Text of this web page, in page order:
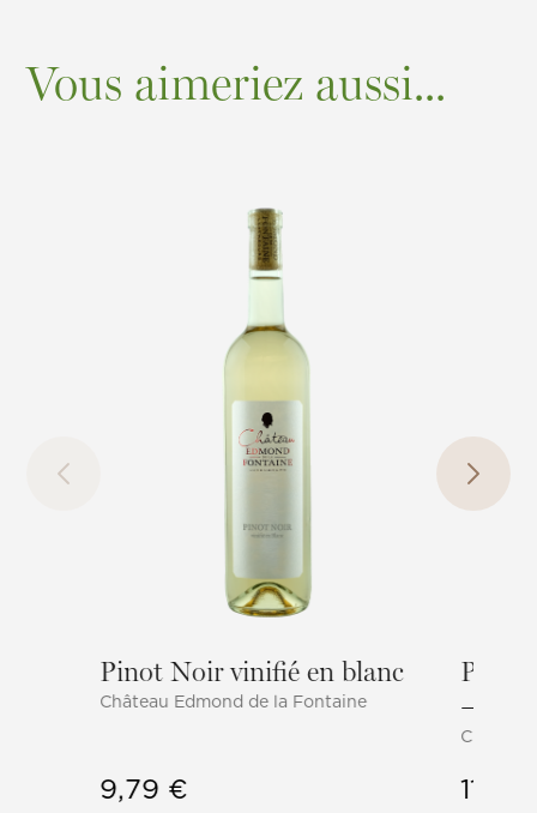
Vous aimeriez aussi...
Pinot Noir vinifié en blanc
Château Edmond de la Fontaine
9,79 €
Pinot
–
Château
11,22